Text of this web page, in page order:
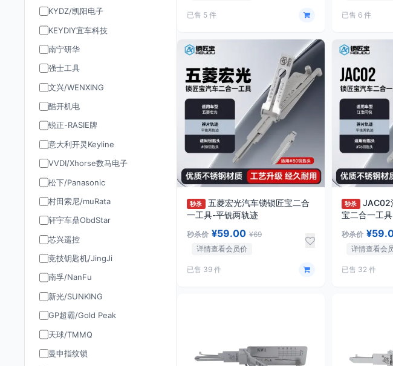
KYDZ/凯阳电子
KEYDIY宜车科技
南宁研华
强士工具
文兴/WENXING
酷开机电
锐正-RASIE牌
意大利开灵Keyline
VVDI/Xhorse数马电子
松下/Panasonic
村田索尼/muRata
轩宇车鼎ObdStar
芯兴遥控
竞技钥匙机/JingJi
南孚/NanFu
新光/SUNKING
GP超霸/Gold Peak
天球/TMMQ
曼申指纹锁
已售 5 件 已售 6 件
秒杀
五菱宏光汽车锁锁匠宝二合
一工具-平铣两轨迹
秒杀价 ¥59.00 ¥69
详情查看会员价
已售 39 件
秒杀
JAC02
宝二合一工
秒杀价
详情查看会
已售 32 件